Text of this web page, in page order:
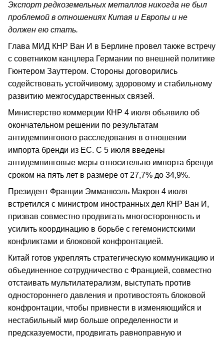
Экспорт редкоземельных металлов никогда не был
проблемой в отношениях Китая и Европы и не
должен ею стать.
Глава МИД КНР Ван И в Берлине провел также встречу
с советником канцлера Германии по внешней политике
Гюнтером Зауттером. Стороны договорились
содействовать устойчивому, здоровому и стабильному
развитию межгосударственных связей.
Министерство коммерции КНР 4 июля объявило об
окончательном решении по результатам
антидемпингового расследования в отношении
импорта бренди из ЕС. С 5 июля введены
антидемпинговые меры относительно импорта бренди
сроком на пять лет в размере от 27,7% до 34,9%.
Президент Франции Эмманюэль Макрон 4 июля
встретился с министром иностранных дел КНР Ван И,
призвав совместно продвигать многосторонность и
усилить координацию в борьбе с гегемонистскими
конфликтами и блоковой конфронтацией.
Китай готов укреплять стратегическую коммуникацию и
объединенное сотрудничество с Францией, совместно
отстаивать мультилатерализм, выступать против
одностороннего давления и противостоять блоковой
конфронтации, чтобы привнести в изменяющийся и
нестабильный мир больше определенности и
предсказуемости, продвигать равноправную и